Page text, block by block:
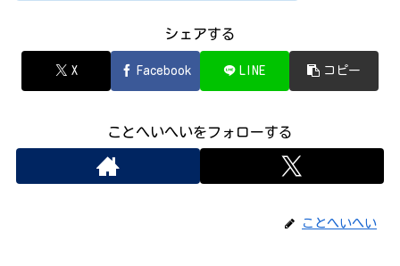
シェアする
X Facebook LINE コピー
ことへいへいをフォローする
ことへいへい